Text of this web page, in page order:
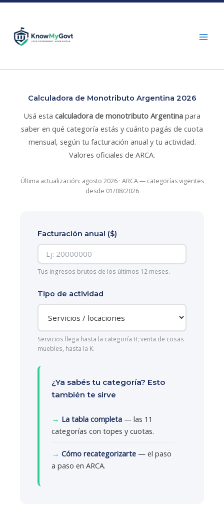
content
Calculadora de Monotributo Argentina 2026
Usá esta calculadora de monotributo Argentina para
saber en qué categoría estás y cuánto pagás de cuota
mensual, según tu facturación anual y tu actividad.
Valores oficiales de ARCA.
Última actualización: agosto 2026 · ARCA — categorías vigentes
desde 01/08/2026
Facturación anual ($)
Tus ingresos brutos de los últimos 12 meses.
Tipo de actividad
Servicios llega hasta la categoría H; venta de cosas
muebles, hasta la K.
¿Ya sabés tu categoría? Esto
también te sirve
→ La tabla completa — las 11
categorías con topes y cuotas.
→ Cómo recategorizarte — el paso
a paso en ARCA.